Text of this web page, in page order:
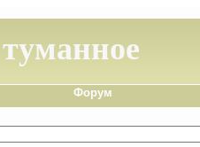
Форум